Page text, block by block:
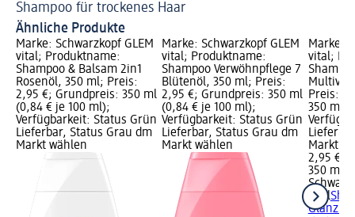
Shampoo für trockenes Haar
Ähnliche Produkte
Marke: Schwarzkopf GLEM
vital; Produktname:
Shampoo & Balsam 2in1
Rosenöl, 350 ml; Preis:
2,95 €; Grundpreis: 350 ml
(0,84 € je 100 ml);
Verfügbarkeit: Status Grün
Lieferbar, Status Grau dm
Markt wählen
Marke: Schwarzkopf GLEM
vital; Produktname:
Shampoo Verwöhnpflege 7
Blütenöl, 350 ml; Preis:
2,95 €; Grundpreis: 350 ml
(0,84 € je 100 ml);
Verfügbarkeit: Status Grün
Lieferbar, Status Grau dm
Markt wählen
Marke:
vital;
Preis:
350 ml
Markt
2,95 €
350 ml
vital
Glanz